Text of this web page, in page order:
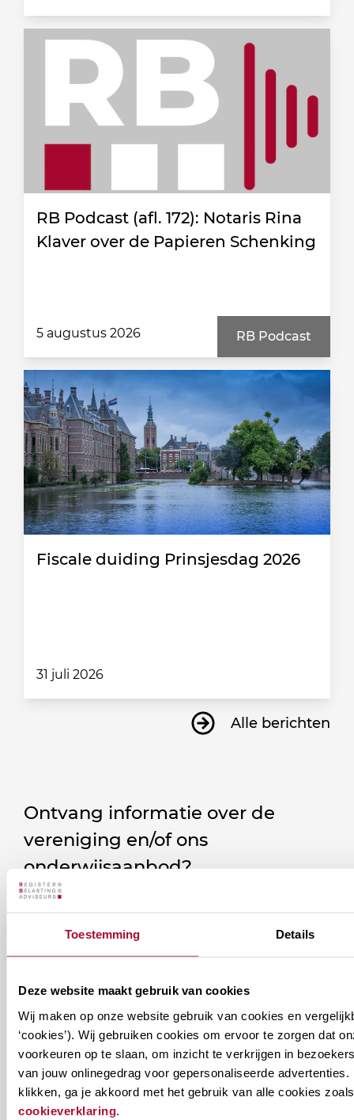
Toestemming Details
Deze website maakt gebruik van cookies
Wij maken op onze website gebruik van cookies en
‘cookies’). Wij gebruiken cookies om ervoor te zorgen dat
voorkeuren op te slaan, om inzicht te verkrijgen in
van jouw onlinegedrag voor gepersonaliseerde advertenties.
klikken, ga je akkoord met het gebruik van alle cookies
cookieverklaring
RB Podcast (afl. 172): Notaris Rina
Klaver over de Papieren Schenking
5 augustus 2026 RB Podcast
Fiscale duiding Prinsjesdag 2026
31 juli 2026
Alle berichten
Ontvang informatie over de
vereniging en/of ons
onderwijsaanbod?
Ontvang informatie m.b.t. de vereniging en/of
ons onderwijsaanbod? Schrijf je in! Ben je al lid
van het RB? Geef dan in je profiel op Mijn RB
E-mailadres*
Welke
nieuwsbrieven
zou
je
willen
Permanente Educatie nieuwsbrief
Verenigingsnieuws